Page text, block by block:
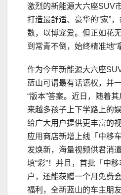
激烈的新能源大六座SUV
打造最舒适、豪华的“家”
数，以博宠爱。但正如花
到常青不倒，始终精准地“
作为今年新能源大六座
蓝山可谓最有话语权，并
“版本”答案。近日，随着
来越多孩子上下学路上的
给广大用户提供更丰富的
应用商店新增上线「中移
发焕新，海量视频供君消
填“彩”！并且，首批「中
户，还能获赠一个月免费
福利，全新蓝山的车主朋